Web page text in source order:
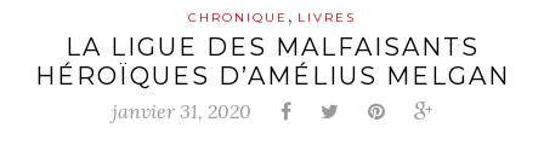
CHRONIQUE , LIVRES
LA LIGUE DES MALFAISANTS
HÉROÏQUES D’AMÉLIUS MELGAN
janvier 31, 2020